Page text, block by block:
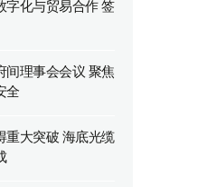
字化与贸易合作 签
间理事会会议 聚焦
全
重大突破 海底光缆